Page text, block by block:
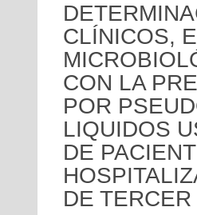
CLÍNICOS,
CON LA
POR
LIQUIDOS
DE
DE